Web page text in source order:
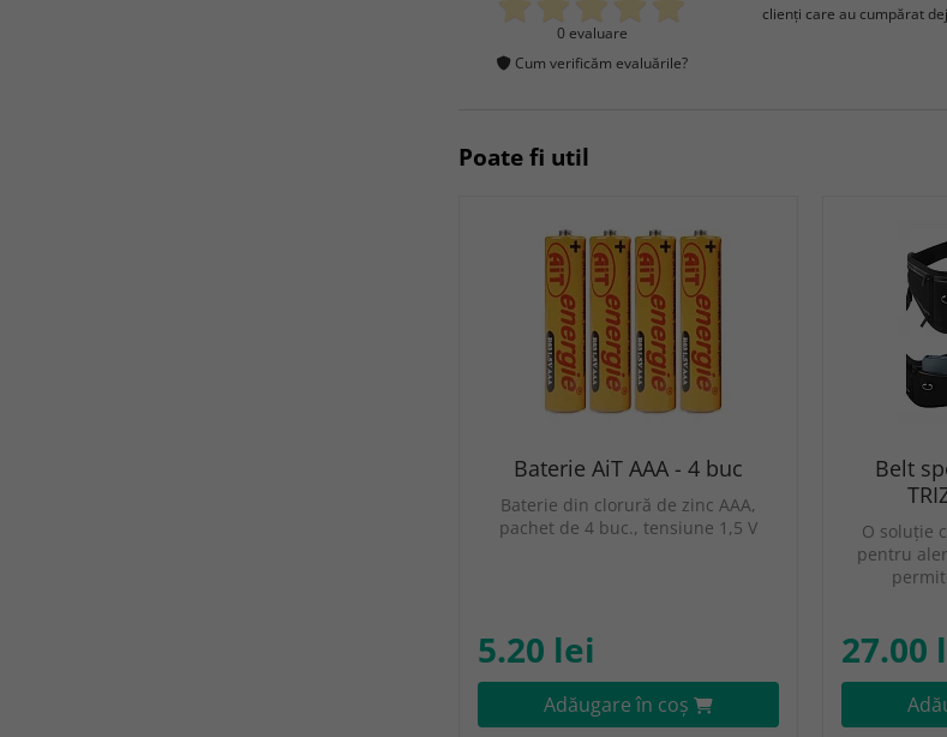
0 evaluare
Cum verificăm evaluările?
clienţi care au cumpărat
Poate fi util
Baterie AiT AAA - 4 buc
Baterie din clorură de zinc AAA,
pachet de 4 buc., tensiune 1,5 V
5.20 lei
Adăugare în coş
Belt
O soluție
pentru
27.00